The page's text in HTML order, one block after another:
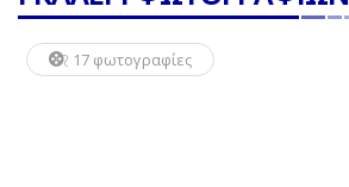
17 φωτογραφίες